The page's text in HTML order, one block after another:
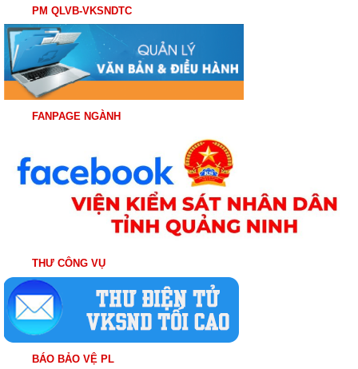
PM QLVB-VKSNDTC
FANPAGE NGÀNH
THƯ CÔNG VỤ
BÁO BẢO VỆ PL